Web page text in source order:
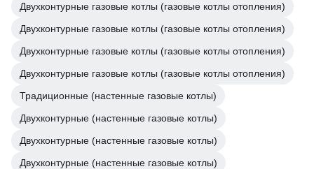
Двухконтурные газовые котлы (газовые котлы отопления)
Двухконтурные газовые котлы (газовые котлы отопления)
Двухконтурные газовые котлы (газовые котлы отопления)
Двухконтурные газовые котлы (газовые котлы отопления)
Традиционные (настенные газовые котлы)
Двухконтурные (настенные газовые котлы)
Двухконтурные (настенные газовые котлы)
Двухконтурные (настенные газовые котлы)